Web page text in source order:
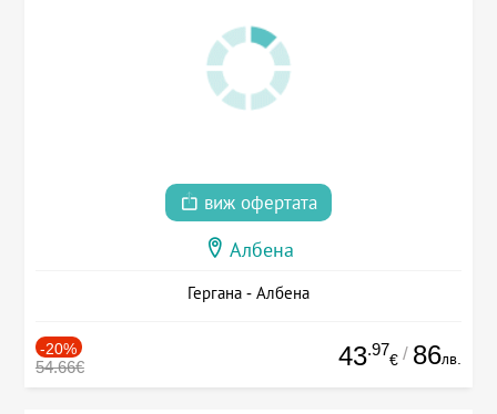
виж офертата
Албена
Гергана - Албена
-20%
54.66€ 43.97
€ / 86лв.